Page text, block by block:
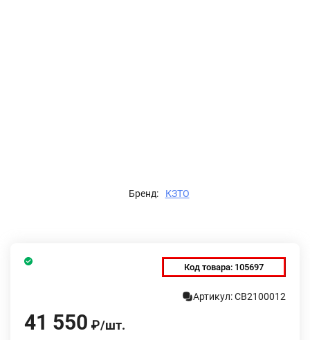
Бренд: КЗТО
Код товара: 105697
Артикул: СВ2100012
41 550 ₽/шт.